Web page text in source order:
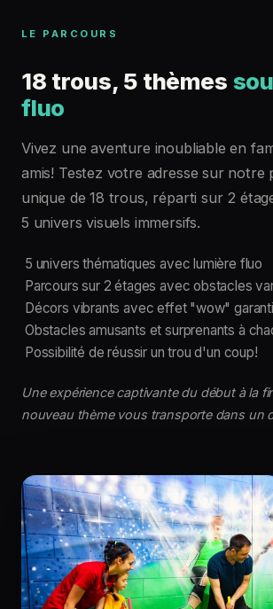
LE PARCOURS
18 trous, 5 thèmes
fluo
Vivez une aventure inoubliable en
amis! Testez votre adresse sur notre
unique de 18 trous, réparti sur 2
5 univers visuels immersifs.
5 univers thématiques avec lumière fluo
Parcours sur 2 étages avec obstacles
Décors vibrants avec effet "wow" garanti
Obstacles amusants et surprenants à
Possibilité de réussir un trou d'un coup!
Une expérience captivante du début à la
nouveau thème vous transporte dans un